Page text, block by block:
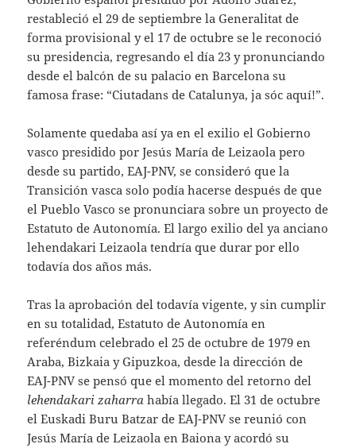
restableció el 29 de septiembre la Generalitat de
forma provisional y el 17 de octubre se le reconoció
su presidencia, regresando el día 23 y pronunciando
desde el balcón de su palacio en Barcelona su
famosa frase: “Ciutadans de Catalunya, ja sóc aquí!”.
Solamente quedaba así ya en el exilio el Gobierno
vasco presidido por Jesús María de Leizaola pero
desde su partido, EAJ-PNV, se consideró que la
Transición vasca solo podía hacerse después de que
el Pueblo Vasco se pronunciara sobre un proyecto de
Estatuto de Autonomía. El largo exilio del ya anciano
lehendakari Leizaola tendría que durar por ello
todavía dos años más.
Tras la aprobación del todavía vigente, y sin cumplir
en su totalidad, Estatuto de Autonomía en
referéndum celebrado el 25 de octubre de 1979 en
Araba, Bizkaia y Gipuzkoa, desde la dirección de
EAJ-PNV se pensó que el momento del retorno del
lehendakari zaharra había llegado. El 31 de octubre
el Euskadi Buru Batzar de EAJ-PNV se reunió con
Jesús María de Leizaola en Baiona y acordó su